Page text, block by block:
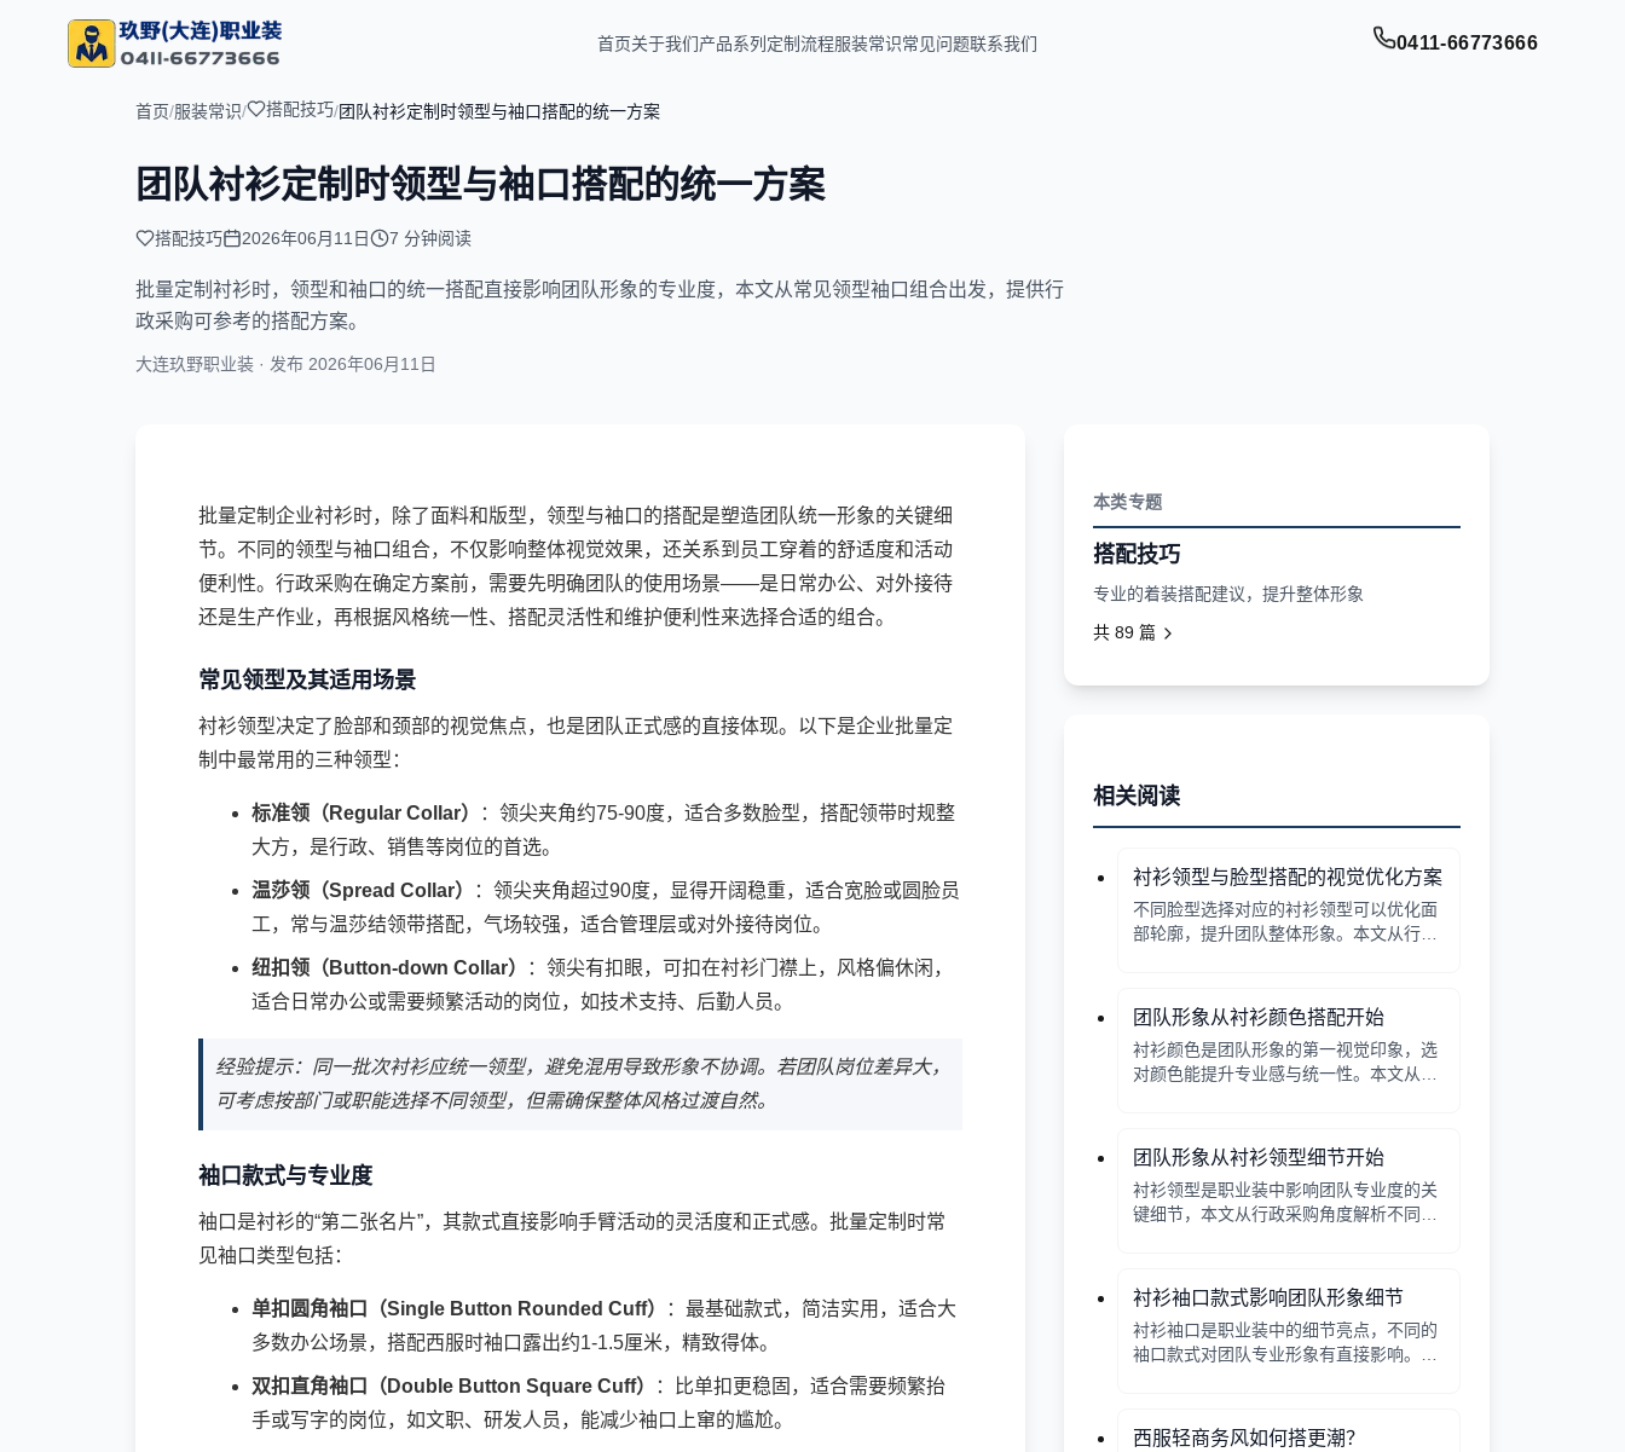
首页关于我们产品系列 定制流程服装常识常见问题联系我们 0411-66773666
首页/服装常识/ 搭配技巧/团队衬衫定制时领型与袖口搭配的统一方案
团队衬衫定制时领型与袖口搭配的统一方案
搭配技巧 2026年06月11日 7 分钟阅读
文章摘要：
批量定制衬衫时，领型和袖口的统一搭配直接影响团队形象的专业度，本文从常见领型袖口组合出发，提供行
政采购可参考的搭配方案。
大连玖野职业装 · 发布 2026年06月11日
批量定制企业衬衫时，除了面料和版型，领型与袖口的搭配是塑造团队统一形象的关键细
节。不同的领型与袖口组合，不仅影响整体视觉效果，还关系到员工穿着的舒适度和活动
便利性。行政采购在确定方案前，需要先明确团队的使用场景——是日常办公、对外接待
还是生产作业，再根据风格统一性、搭配灵活性和维护便利性来选择合适的组合。
常见领型及其适用场景
衬衫领型决定了脸部和颈部的视觉焦点，也是团队正式感的直接体现。以下是企业批量定
制中最常用的三种领型：
标准领（Regular Collar）
：领尖夹角约75-90度，适合多数脸型，搭配领带时规整
大方，是行政、销售等岗位的首选。
温莎领（Spread Collar）
：领尖夹角超过90度，显得开阔稳重，适合宽脸或圆脸员
工，常与温莎结领带搭配，气场较强，适合管理层或对外接待岗位。
纽扣领（Button-down Collar）
：领尖有扣眼，可扣在衬衫门襟上，风格偏休闲，
适合日常办公或需要频繁活动的岗位，如技术支持、后勤人员。
经验提示：同一批次衬衫应统一领型，避免混用导致形象不协调。若团队岗位差异大，
可考虑按部门或职能选择不同领型，但需确保整体风格过渡自然。
袖口款式与专业度
袖口是衬衫的“第二张名片”，其款式直接影响手臂活动的灵活度和正式感。批量定制时常
见袖口类型包括：
单扣圆角袖口（Single Button Rounded Cuff）
：最基础款式，简洁实用，适合大
多数办公场景，搭配西服时袖口露出约1-1.5厘米，精致得体。
双扣直角袖口（Double Button Square Cuff）
：比单扣更稳固，适合需要频繁抬
手或写字的岗位，如文职、研发人员，能减少袖口上窜的尴尬。
本类专题
搭配技巧
专业的着装搭配建议，提升整体形象
共 89 篇
相关阅读
衬衫领型与脸型搭配的视觉优化方案
不同脸型选择对应的衬衫领型可以优化面
部轮廓，提升团队整体形象。本文从行政
团队形象从衬衫颜色搭配开始
衬衫颜色是团队形象的第一视觉印象，选
对颜色能提升专业感与统一性。本文从行
团队形象从衬衫领型细节开始
衬衫领型是职业装中影响团队专业度的关
键细节，本文从行政采购角度解析不同领
衬衫袖口款式影响团队形象细节
衬衫袖口是职业装中的细节亮点，不同的
袖口款式对团队专业形象有直接影响。本
择。
西服轻商务风如何搭更潮？